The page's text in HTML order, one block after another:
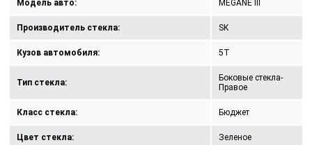
Модель авто: MEGANE III
Производитель стекла: SK
Кузов автомобиля: 5T
Тип стекла:
Боковые стекла-
Правое
Класс стекла: Бюджет
Цвет стекла: Зеленое